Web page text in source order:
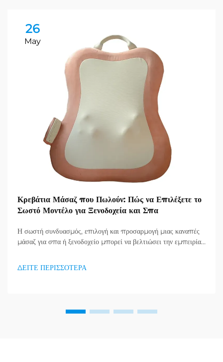
26
May
Κρεβάτια Μάσαζ που Πωλούν: Πώς να Επιλέξετε το
Σωστό Μοντέλο για Ξενοδοχεία και Σπα
Η σωστή συνδυασμός, επιλογή και προσαρμογή μιας καναπές
μάσαζ για σπα ή ξενοδοχείο μπορεί να βελτιώσει την εμπειρία
κοινό σας είναι εξαιρετικά σημαντικό...
ΔΕΙΤΕ ΠΕΡΙΣΣΟΤΕΡΑ